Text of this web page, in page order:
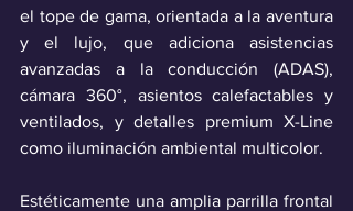
el tope de gama, orientada a la aventura
y el lujo, que adiciona asistencias
avanzadas a la conducción (ADAS),
cámara 360°, asientos calefactables y
ventilados, y detalles premium X-Line
como iluminación ambiental multicolor.
Estéticamente una amplia parrilla frontal